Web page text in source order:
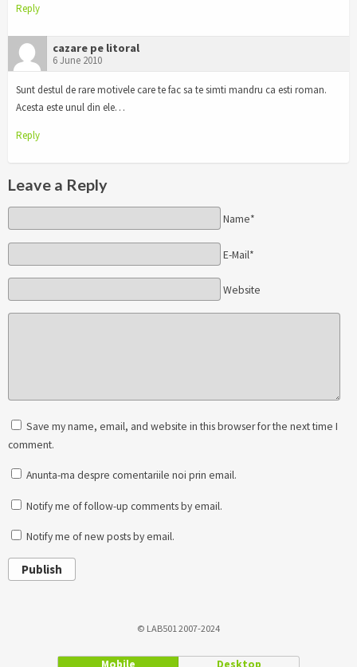
Reply
cazare pe litoral
6 June 2010
Sunt destul de rare motivele care te fac sa te simti mandru ca esti roman.
Acesta este unul din ele…
Reply
Leave a Reply
Name*
E-Mail*
Website
Save my name, email, and website in this browser for the next time I
comment.
Anunta-ma despre comentariile noi prin email.
Notify me of follow-up comments by email.
Notify me of new posts by email.
Publish
© LAB501 2007-2024